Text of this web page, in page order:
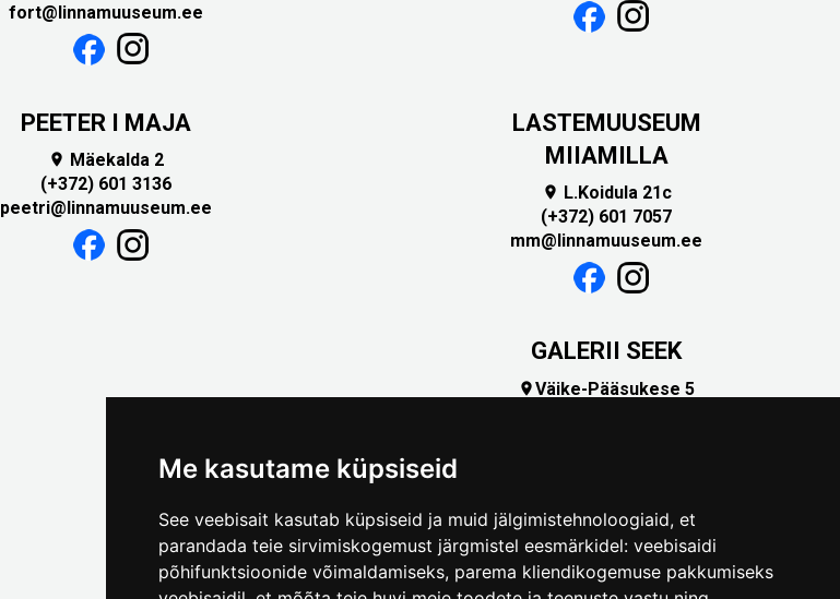
Me kasutame küpsiseid
See veebisait kasutab küpsiseid ja muid jälgimistehnoloogiaid, et
parandada teie sirvimiskogemust järgmistel eesmärkidel: veebisaidi
põhifunktsioonide võimaldamiseks, parema kliendikogemuse pakkumiseks
fort@linnamuuseum.ee
PEETER I MAJA

Mäekalda 2
(+372) 601 3136
peetri@linnamuuseum.ee
LASTEMUUSEUM
MIIAMILLA

L.Koidula 21c
(+372) 601 7057
mm@linnamuuseum.ee
GALERII SEEK
Väike-Pääsukese 5